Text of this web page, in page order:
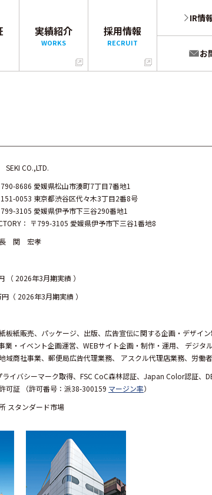
実績紹介
WORKS
採用情報
RECRUIT
IR情
お
CO.,LTD.
8686 愛媛県松山市湊町7丁目7番地1
0053 東京都渋谷区代々木3丁目2番8号
3105 愛媛県伊予市下三谷290番地1
： 〒799-3105 愛媛県伊予市下三谷1番地8
長 関 宏孝
（ 2026年3月期実績 ）
（ 2026年3月期実績 ）
板紙販売、パッケージ、出版、広告宣伝に関する企画・デザイ
業・イベント企画運営、WEBサイト企画・制作・運用、 デジタ
域商社事業、郵便局広告代理業務、 アスクル代理店業務、労働
イバシーマーク取得、FSC CoC森林認証、Japan Color認証、
可証 （許可番号：派38-300159 マージン率）
スタンダード市場